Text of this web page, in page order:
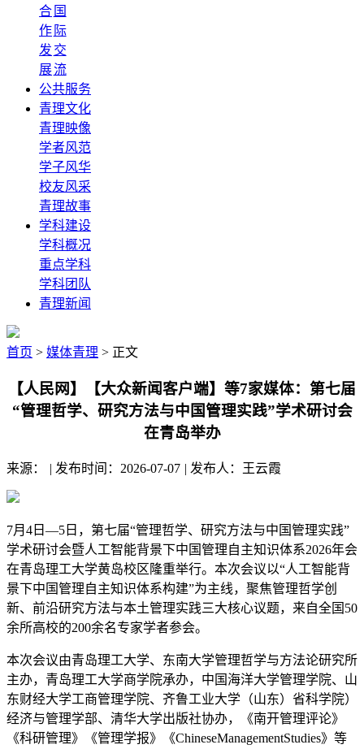
合
作
发
展
国
际
交
流
公共服务
青理文化
青理映像
学者风范
学子风华
校友风采
青理故事
学科建设
学科概况
重点学科
学科团队
青理新闻
首页 > 媒体青理 > 正文
【人民网】【大众新闻客户端】等7家媒体：第七届
“管理哲学、研究方法与中国管理实践”学术研讨会
在青岛举办
来源： | 发布时间：2026-07-07 | 发布人：王云霞
7月4日—5日，第七届“管理哲学、研究方法与中国管理实践”
学术研讨会暨人工智能背景下中国管理自主知识体系2026年会
在青岛理工大学黄岛校区隆重举行。本次会议以“人工智能背
景下中国管理自主知识体系构建”为主线，聚焦管理哲学创
新、前沿研究方法与本土管理实践三大核心议题，来自全国50
余所高校的200余名专家学者参会。
本次会议由青岛理工大学、东南大学管理哲学与方法论研究所
主办，青岛理工大学商学院承办，中国海洋大学管理学院、山
东财经大学工商管理学院、齐鲁工业大学（山东）省科学院）
经济与管理学部、清华大学出版社协办，《南开管理评论》
《科研管理》《管理学报》《ChineseManagementStudies》等